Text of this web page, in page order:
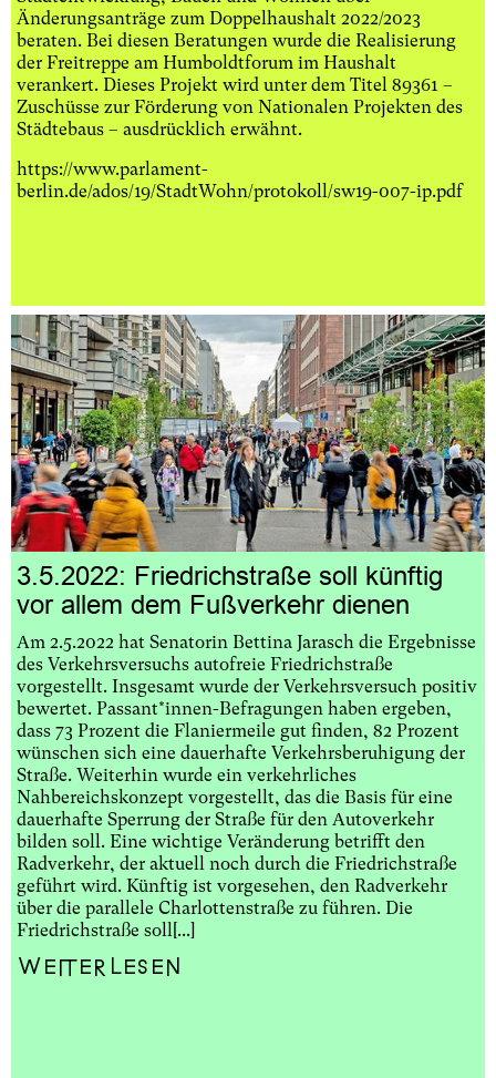
Änderungsanträge zum Doppelhaushalt 2022/2023
beraten. Bei diesen Beratungen wurde die Realisierung
der Freitreppe am Humboldtforum im Haushalt
verankert. Dieses Projekt wird unter dem Titel 89361 –
Zuschüsse zur Förderung von Nationalen Projekten des
Städtebaus – ausdrücklich erwähnt.
https://www.parlament-
berlin.de/ados/19/StadtWohn/protokoll/sw19-007-ip.pdf
3.5.2022: Friedrichstraße soll künftig
vor allem dem Fußverkehr dienen
Am 2.5.2022 hat Senatorin Bettina Jarasch die Ergebnisse
des Verkehrsversuchs autofreie Friedrichstraße
vorgestellt. Insgesamt wurde der Verkehrsversuch positiv
bewertet. Passant*innen-Befragungen haben ergeben,
dass 73 Prozent die Flaniermeile gut finden, 82 Prozent
wünschen sich eine dauerhafte Verkehrsberuhigung der
Straße. Weiterhin wurde ein verkehrliches
Nahbereichskonzept vorgestellt, das die Basis für eine
dauerhafte Sperrung der Straße für den Autoverkehr
bilden soll. Eine wichtige Veränderung betrifft den
Radverkehr, der aktuell noch durch die Friedrichstraße
geführt wird. Künftig ist vorgesehen, den Radverkehr
über die parallele Charlottenstraße zu führen. Die
Friedrichstraße soll[...]
Weiterlesen